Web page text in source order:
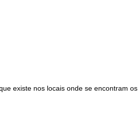
existe nos locais onde se encontram os